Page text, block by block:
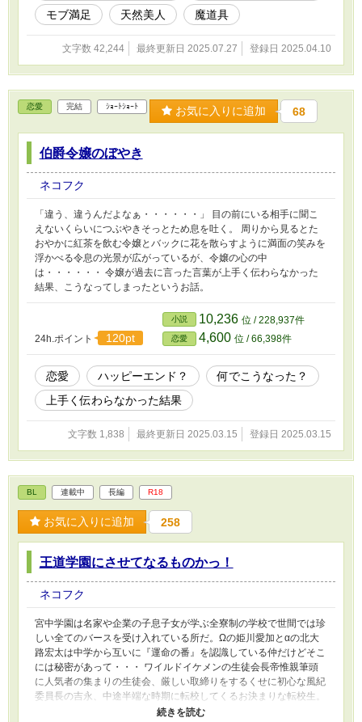
てこないモブが攻略対象の親友ポジになり目の前の光景を愛でる物
語。 ※主人公は誰とも結ばれません。周りがくっつきます。
モブ満足
天然美人 魔道具
文字数 42,244 最終更新日 2025.07.27 登録日 2025.04.10
恋愛 完結 ｼｮｰﾄｼｮｰﾄ お気に入りに追加 68
伯爵令嬢のぼやき
ネコフク
「違う、違うんだよなぁ・・・・・・」 目の前にいる相手に聞こ
えないくらいにつぶやきそっとため息を吐く。 周りから見るとた
おやかに紅茶を飲む令嬢とバックに花を散らすように満面の笑みを
浮かべる令息の光景が広がっているが、令嬢の心の中
は・・・・・・ 令嬢が過去に言った言葉が上手く伝わらなかった
結果、こうなってしまったというお話。
24h.ポイント 120pt
小説 10,236 位 / 228,937件
恋愛 4,600 位 / 66,398件
恋愛 ハッピーエンド？
何でこうなった？
上手く伝わらなかった結果
文字数 1,838 最終更新日 2025.03.15 登録日 2025.03.15
BL 連載中 長編 R18
お気に入りに追加 258
王道学園にさせてなるものかっ！
ネコフク
宮中学園は名家や企業の子息子女が学ぶ全寮制の学校で世間では珍
しい全てのバースを受け入れている所だ。Ωの姫川愛加とαの北大
路宏太は中学から互いに『運命の番』を認識している仲だけどそこ
には秘密があって・・・ ワイルドイケメンの生徒会長帝惟親筆頭
に人気者の集まりの生徒会、厳しい取締りをするくせに初心な風紀
委員長の吉永、中途半端な時期に転校してくるお決まりな転校生。
一見王道学園的な展開が待ち受けていると思いきや・・・お決まり